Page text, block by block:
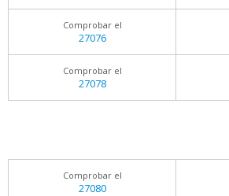
Comprobar el
27076
Comprobar el
27078
Comprobar el
27080